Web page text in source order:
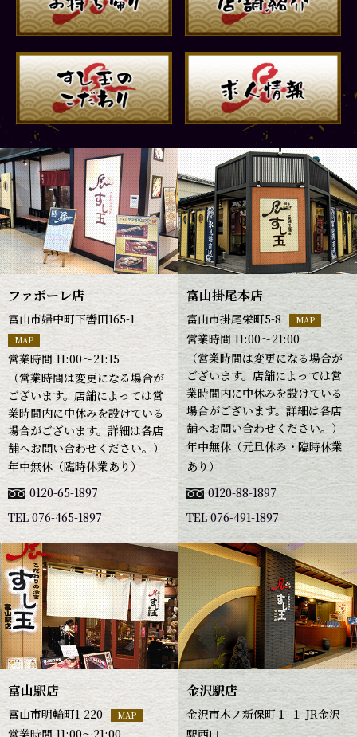
ファボーレ店
富山市婦中町下轡田165-1
MAP
営業時間 11:00～21:15
（営業時間は変更になる場合が
ございます。店舗によっては営
業時間内に中休みを設けている
場合がございます。詳細は各店
舗へお問い合わせください。）
年中無休（臨時休業あり）
0120-65-1897
TEL 076-465-1897
富山掛尾本店
富山市掛尾栄町5-8 MAP
営業時間 11:00～21:00
（営業時間は変更になる場合が
ございます。店舗によっては営
業時間内に中休みを設けている
場合がございます。詳細は各店
舗へお問い合わせください。）
年中無休（元旦休み・臨時休業
あり）
0120-88-1897
TEL 076-491-1897
富山駅店
富山市明輪町1-220 MAP
営業時間 11:00～21:00
金沢駅店
金沢市木ノ新保町１-１ JR金沢
駅西口